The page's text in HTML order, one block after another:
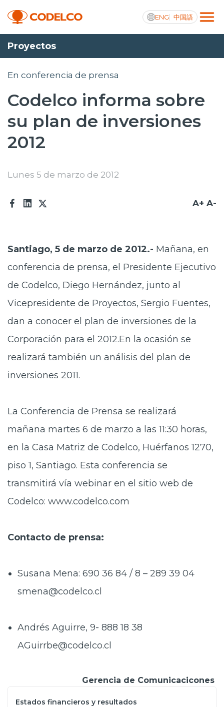
ENG 中国語
Transparencia activa
Operaciones
Sustentabilidad
Transparencia activa
Canales de denuncia
Proveedores
Acceso trabajadores/as
Proyectos
En conferencia de prensa
Codelco informa sobre
su plan de inversiones
2012
Lunes 5 de marzo de 2012
A+ A-
Santiago, 5 de marzo de 2012.- Mañana, en
conferencia de prensa, el Presidente Ejecutivo
de Codelco, Diego Hernández, junto al
Vicepresidente de Proyectos, Sergio Fuentes,
dan a conocer el plan de inversiones de la
Corporación para el 2012.En la ocasión se
realizará también un análisis del plan de
inversiones 2011.
La Conferencia de Prensa se realizará
mañana martes 6 de marzo a las 11:30 horas,
en la Casa Matriz de Codelco, Huérfanos 1270,
piso 1, Santiago. Esta conferencia se
transmitirá vía webinar en el sitio web de
Codelco: www.codelco.com
Contacto de prensa:
Susana Mena: 690 36 84 / 8 – 289 39 04
smena@codelco.cl
Andrés Aguirre, 9- 888 18 38
AGuirrbe@codelco.cl
Gerencia de Comunicacicones
Estados financieros y resultados